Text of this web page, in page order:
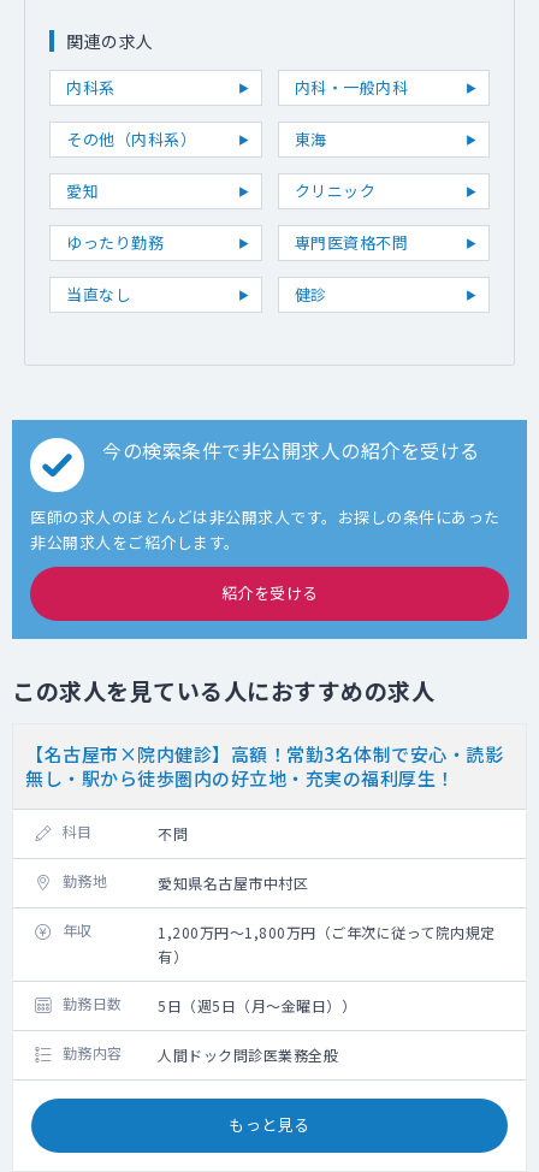
関連の求人
内科系 内科・一般内科
その他（内科系） 東海
愛知 クリニック
ゆったり勤務 専門医資格不問
当直なし 健診
今の検索条件で非公開求人の紹介を受ける
医師の求人のほとんどは非公開求人です。お探しの条件にあった
非公開求人をご紹介します。
紹介を受ける
この求人を見ている人におすすめの求人
【名古屋市×院内健診】高額！常勤3名体制で安心・読影
無し・駅から徒歩圏内の好立地・充実の福利厚生！
科目 不問
勤務地 愛知県名古屋市中村区
年収
1,200万円～1,800万円（ご年次に従って院内規定
有）
勤務日数 5日（週5日（月～金曜日））
勤務内容 人間ドック問診医業務全般
もっと見る